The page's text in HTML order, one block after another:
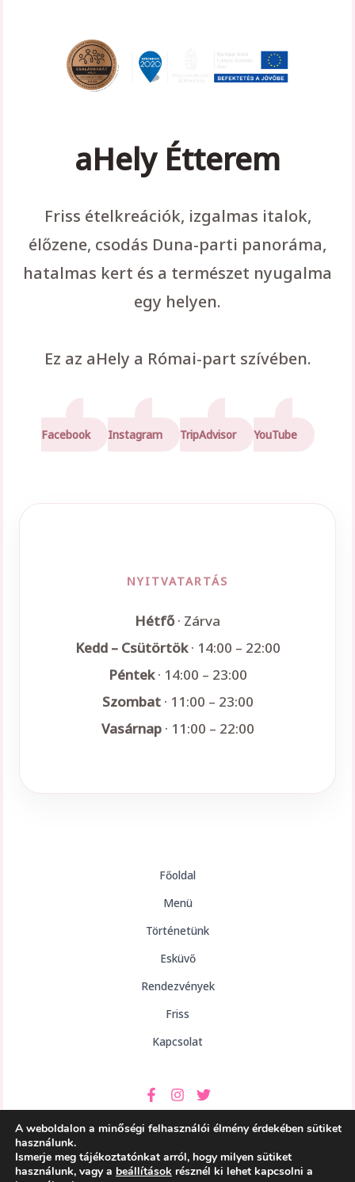
aHely Étterem
Friss ételkreációk, izgalmas italok,
élőzene, csodás Duna-parti panoráma,
hatalmas kert és a természet nyugalma
egy helyen.
Ez az aHely a Római-part szívében.
Facebook Instagram TripAdvisor YouTube
NYITVATARTÁS
Hétfő· Zárva
Kedd – Csütörtök· 14:00 – 22:00
Péntek· 14:00 – 23:00
Szombat· 11:00 – 23:00
Vasárnap· 11:00 – 22:00
Főoldal
Menü
Történetünk
Esküvő
Rendezvények
Friss
Kapcsolat
Copyright © 2026 aHely Étterem
A weboldalon a minőségi felhasználói élmény érdekében sütiket
használunk.
Ismerje meg tájékoztatónkat arról, hogy milyen sütiket
használunk, vagy a beállítások résznél ki lehet kapcsolni a